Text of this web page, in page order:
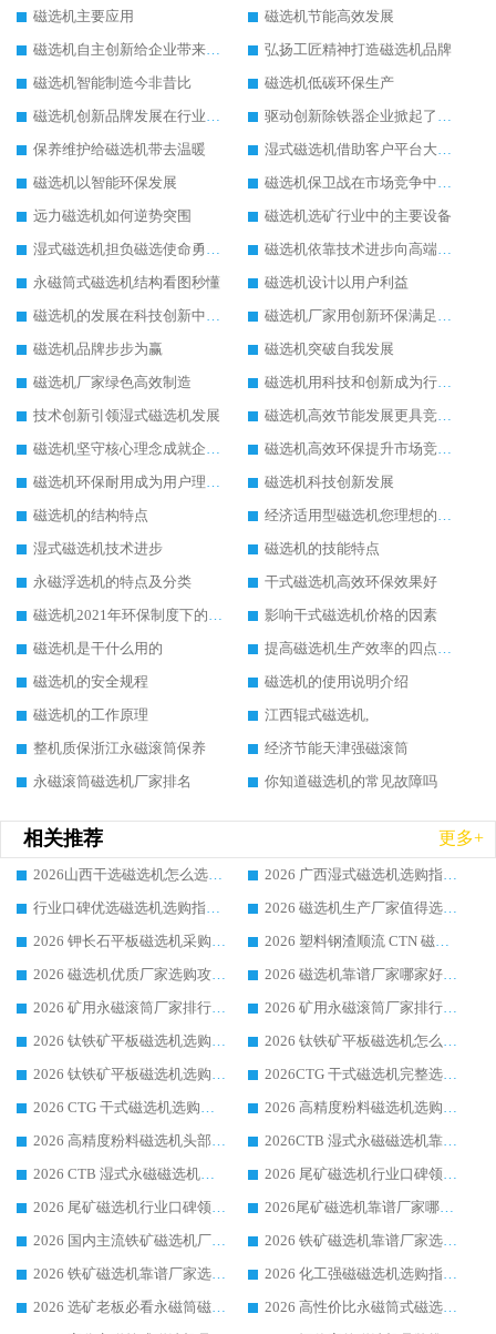
磁选机主要应用
磁选机节能高效发展
磁选机自主创新给企业带来了阳光
弘扬工匠精神打造磁选机品牌
磁选机智能制造今非昔比
磁选机低碳环保生产
磁选机创新品牌发展在行业的顶端
驱动创新除铁器企业掀起了发展风暴
保养维护给磁选机带去温暖
湿式磁选机借助客户平台大放异彩
磁选机以智能环保发展
磁选机保卫战在市场竞争中打响
远力磁选机如何逆势突围
磁选机选矿行业中的主要设备
湿式磁选机担负磁选使命勇往直前
磁选机依靠技术进步向高端转型
永磁筒式磁选机结构看图秒懂
磁选机设计以用户利益
磁选机的发展在科技创新中成为焦点
磁选机厂家用创新环保满足市发展
磁选机品牌步步为赢
磁选机突破自我发展
磁选机厂家绿色高效制造
磁选机用科技和创新成为行业中的顶梁柱
技术创新引领湿式磁选机发展
磁选机高效节能发展更具竞争力
磁选机坚守核心理念成就企业辉煌
磁选机高效环保提升市场竞争力
磁选机环保耐用成为用户理想选择
磁选机科技创新发展
磁选机的结构特点
经济适用型磁选机您理想的选择
湿式磁选机技术进步
磁选机的技能特点
永磁浮选机的特点及分类
干式磁选机高效环保效果好
磁选机2021年环保制度下的发展出路
影响干式磁选机价格的因素
磁选机是干什么用的
提高磁选机生产效率的四点方法
磁选机的安全规程
磁选机的使用说明介绍
磁选机的工作原理
江西辊式磁选机,
整机质保浙江永磁滚筒保养
经济节能天津强磁滚筒
永磁滚筒磁选机厂家排名
你知道磁选机的常见故障吗
相关推荐 更多+
2026山西干选磁选机怎么选？行业老牌厂家解析定价偏高因素
2026 广西湿式磁选机选购指南|使用客户推荐行业口碑良好品牌推荐领域强者华体会手机网页版-华体会(中国)
行业口碑优选磁选机选购指南：2026 广东清选客户推荐实力厂家华体会手机网页版-华体会(中国)
2026 磁选机生产厂家值得选的品牌选购指南|行业口碑良好领域强者，华体会手机网页版-华体会(中国) 靠谱生产厂家推荐
2026 钾长石平板磁选机采购大全 深耕磁电华体会手机网页版-华体会(中国) 国内一线大厂口碑优质生产厂家
2026 塑料钢渣顺流 CTN 磁选机选购指南 行业口碑出众的靠谱设备生产厂家
2026 磁选机优质厂家选购攻略 业内实力品牌盘点详解华体会手机网页版-华体会(中国) 综合优势
2026 磁选机靠谱厂家哪家好 行业口碑良好品牌领域强者华体会手机网页版-华体会(中国) 介绍
2026 矿用永磁滚筒厂家排行榜选购干货指南 行业口碑标杆华体会手机网页版-华体会(中国) 实力出众
2026 矿用永磁滚筒厂家排行榜选购指南，行业口碑领域强者华体会手机网页版-华体会(中国)
2026 钛铁矿平板磁选机选购全攻略 市场公认优质品牌厂家实力排行榜
2026 钛铁矿平板磁选机怎么选 靠谱生产企业实力排行榜选购参考攻略
2026 钛铁矿平板磁选机选购指南 行业口碑优选品牌生产企业实力排行榜
2026CTG 干式磁选机完整选购指南 行业口碑顶尖靠谱生产龙头厂家实力推荐
2026 CTG 干式磁选机选购指南|行业口碑靠谱生产厂家领域强者推荐
2026 高精度粉料磁选机选购全攻略 行业优质品牌华体会手机网页版-华体会(中国) 实力深度解析
2026 高精度粉料磁选机头部厂家选购指南 行业口碑靠谱品牌推荐 领域强者华体会手机网页版-华体会(中国) 解析
2026CTB 湿式永磁磁选机靠谱厂家实力排行榜 铁矿选矿设备采购全流程选购指南
2026 CTB 湿式永磁磁选机选购指南|行业口碑良好品牌推荐，领域强者华体会手机网页版-华体会(中国)
2026 尾矿磁选机行业口碑领域强者，源头直供国内主流厂家华体会手机网页版-华体会(中国) 一站式服务
2026 尾矿磁选机行业口碑领域强者，源头直供国内主流厂家华体会手机网页版-华体会(中国) 一站式服务
2026尾矿磁选机靠谱厂家哪家好 行业口碑领域强者华体会手机网页版-华体会(中国) 推荐
2026 国内主流铁矿磁选机厂家选购指南|行业口碑好品牌推荐，领域强者华体会手机网页版-华体会(中国)
2026 铁矿磁选机靠谱厂家选购全攻略 行业标杆华体会手机网页版-华体会(中国) 设备性价比出众
2026 铁矿磁选机靠谱厂家选购指南，领域强者华体会手机网页版-华体会(中国) 铁矿磁选机性价比高
2026 化工强磁磁选机选购指南 5 家行业口碑靠谱厂家领域强者推荐
2026 选矿老板必看永磁筒磁选机推荐 行业头部品牌口碑设备选购全攻略
2026 高性价比永磁筒式磁选机品牌盘点 行业强者口碑实测选购完整指南